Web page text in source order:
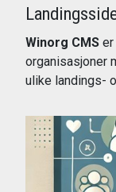
Winorg CMS
organisasjoner
ulike landings-